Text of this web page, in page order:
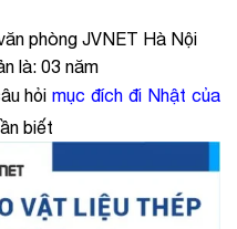
phòng JVNET Hà Nội
là: 03 năm
hỏimục đích đi Nhật của
biết